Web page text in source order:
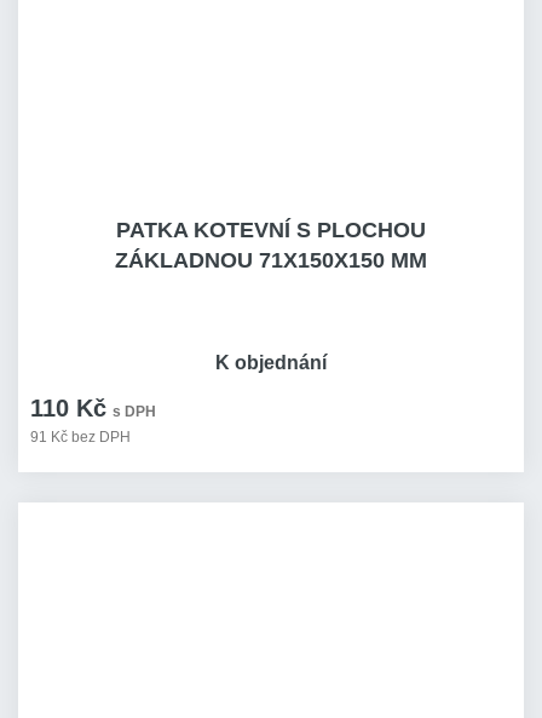
PATKA KOTEVNÍ S PLOCHOU
ZÁKLADNOU 71X150X150 MM
110 Kč s DPH
91 Kč bez DPH
K objednání